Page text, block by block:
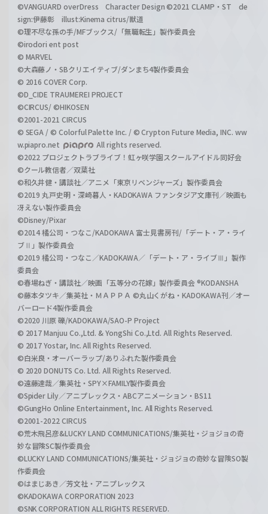
©VANGUARD overDress Character Design ©2021 CLAMP・ST de
sign:伊藤彰 illust:Kinema citrus/獣道
©理不尽な孫の手/MFブックス/「無職転生」製作委員会
©irodori ent post
© MARVEL
©大森藤ノ・SBクリエイティブ/ダンまち4製作委員会
© 2016 COVER Corp.
©D_CIDE TRAUMEREI PROJECT
©CIRCUS/ ©HIKOSEN
©2001-2021 CIRCUS
© SEGA / © Colorful Palette Inc. / © Crypton Future Media, INC. ww
w.piapro.net
All rights reserved.
©2022 プロジェクトラブライブ！虹ヶ咲学園スクールアイドル同好会
©クール教信者／双葉社
©和久井健・講談社／アニメ「東京リベンジャーズ」製作委員会
©2019 丸戸史明・深崎暮人・KADOKAWA ファンタジア文庫刊／映画も
冴えない製作委員会
©Disney/Pixar
©2014 橘公司・つなこ/KADOKAWA 富士見書房刊/「デート・ア・ライ
ブⅡ」製作委員会
©2019 橘公司・つなこ／KADOKAWA／「デート・ア・ライブⅢ」製作
委員会
©春場ねぎ・講談社／映画「五等分の花嫁」製作委員会 ®KODANSHA
©藤本タツキ／集英社・ＭＡＰＰＡ ©丸山くがね・KADOKAWA刊／オー
バーロード4製作委員会
©2020 川原 礫/KADOKAWA/SAO-P Project
© 2017 Manjuu Co.,Ltd. & YongShi Co.,Ltd. All Rights Reserved.
© 2017 Yostar, Inc. All Rights Reserved.
©白米良・オーバーラップ/ありふれた製作委員会
© 2020 DONUTS Co. Ltd. All Rights Reserved.
©遠藤達哉／集英社・SPY×FAMILY製作委員会
©Spider Lily／アニプレックス・ABCアニメーション・BS11
©GungHo Online Entertainment, Inc. All Rights Reserved.
©2001-2022 CIRCUS
©荒木飛呂彦&LUCKY LAND COMMUNICATIONS/集英社・ジョジョの奇
妙な冒険SC製作委員会
©LUCKY LAND COMMUNICATIONS/集英社・ジョジョの奇妙な冒険SO製
作委員会
©はまじあき／芳文社・アニプレックス
©KADOKAWA CORPORATION 2023
©SNK CORPORATION ALL RIGHTS RESERVED.